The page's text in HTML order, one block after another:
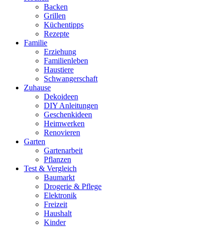
Backen
Grillen
Küchentipps
Rezepte
Familie
Erziehung
Familienleben
Haustiere
Schwangerschaft
Zuhause
Dekoideen
DIY Anleitungen
Geschenkideen
Heimwerken
Renovieren
Garten
Gartenarbeit
Pflanzen
Test & Vergleich
Baumarkt
Drogerie & Pflege
Elektronik
Freizeit
Haushalt
Kinder